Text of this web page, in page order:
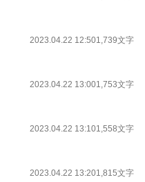
2023.04.22 12:501,739文字
2023.04.22 13:001,753文字
2023.04.22 13:101,558文字
2023.04.22 13:201,815文字